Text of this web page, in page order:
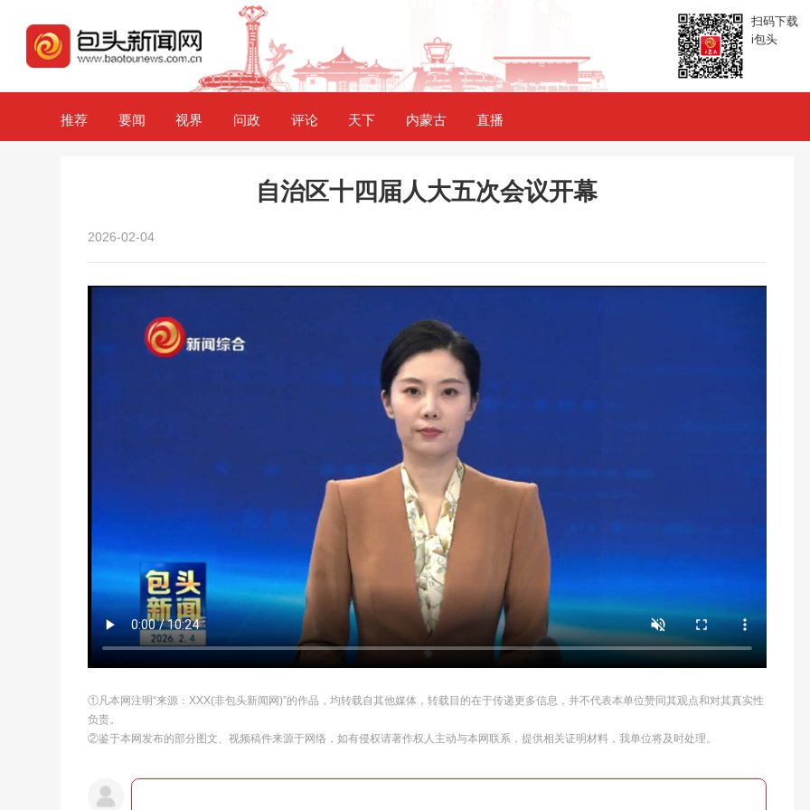
扫码下载
i包头
推荐 要闻 视界 问政 评论 天下 内蒙古 直播
自治区十四届人大五次会议开幕
2026-02-04
①凡本网注明“来源：XXX(非包头新闻网)”的作品，均转载自其他媒体，转载目的在于传递更多信息，并不代表本单位赞同其观点和对其真实性
负责。
②鉴于本网发布的部分图文、视频稿件来源于网络，如有侵权请著作权人主动与本网联系，提供相关证明材料，我单位将及时处理。